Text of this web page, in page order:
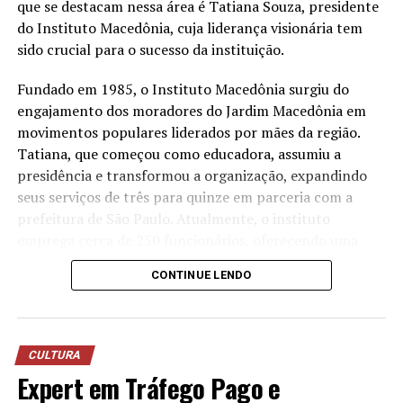
a água utilizada nos processos operacionais e reutilizá-la
na lavagem de veículos, reduzindo o consumo de
recursos naturais.
“Quando falamos em sustentabilidade, precisamos falar
sobre ações práticas e resultados concretos. O reuso da
água mostra que é possível unir eficiência operacional,
preservação ambiental e responsabilidade com as
comunidades onde estamos inseridos. Nosso cuidado
também envolve os uniformes das oficinas, desde
2006, eles são enviados para uma lavanderia industrial
mecânica”, destaca Anderson Acassio Martins,
coordenador Administrativo da Savana.
que se destacam nessa área é Tatiana Souza, presidente
do Instituto Macedônia, cuja liderança visionária tem
sido crucial para o sucesso da instituição.
Fundado em 1985, o Instituto Macedônia surgiu do
engajamento dos moradores do Jardim Macedônia em
movimentos populares liderados por mães da região.
Tatiana, que começou como educadora, assumiu a
presidência e transformou a organização, expandindo
seus serviços de três para quinze em parceria com a
prefeitura de São Paulo. Atualmente, o instituto
ampla gama de serviços que atendem crianças,
mulheres, idosos e promovem o empreendedorismo e a
A liderança feminina no terceiro setor tem mostrado
resultados notáveis no Brasil. Segundo dados recentes,
as ONGs lideradas por mulheres têm crescido
CONTINUE LENDO
CULTURA
Expert em Tráfego Pago e